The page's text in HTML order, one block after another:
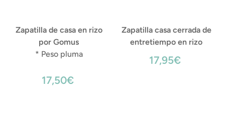
Zapatilla de casa en rizo
por Gomus
* Peso pluma
17,50€
Zapatilla casa cerrada de
entretiempo en rizo
17,95€